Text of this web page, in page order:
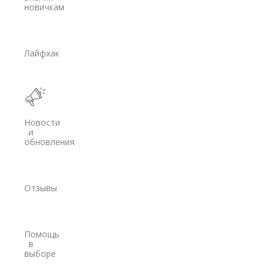
Pacific Crest
Trimble
RidGid
Radiodetection
новичкам
Лайфхак
Новости
и
обновления
Отзывы
Помощь
в
выборе